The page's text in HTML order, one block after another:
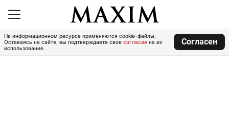
На информационном ресурсе применяются cookie-файлы.
Оставаясь на сайте, вы подтверждаете свое согласие на их
использование.
Согласен